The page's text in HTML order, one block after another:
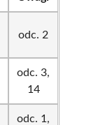
odc. 2
odc. 3,
14
odc. 1,